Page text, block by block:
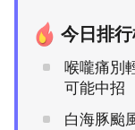
今日排
喉嚨痛別
可能中招
白海豚颱